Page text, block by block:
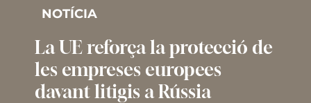
NOTÍCIA
La UE reforça la protecció de
les empreses europees
davant litigis a Rússia